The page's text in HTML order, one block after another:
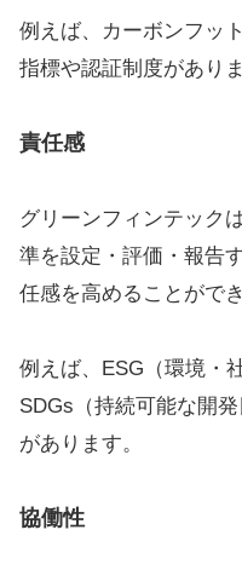
例えば、カーボンフッ
指標や認証制度がありま
責任感
グリーンフィンテック
準を設定・評価・報告
任感を高めることができ
例えば、ESG（環境・
SDGs（持続可能な開
があります。
協働性